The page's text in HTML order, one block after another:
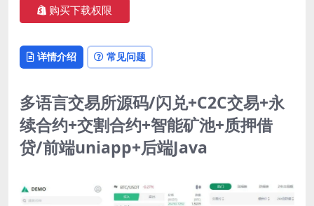
购买下载权限
详情介绍 常见问题
多语言交易所源码/闪兑+C2C交易+永
续合约+交割合约+智能矿池+质押借
贷/前端uniapp+后端Java